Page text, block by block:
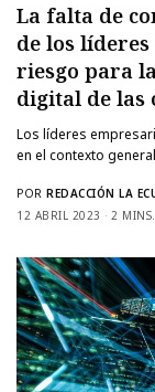
La falta de
de los
riesgo para
digital de las
Los líderes
en el contexto
POR REDACCIÓN LA
12 ABRIL 2023
2